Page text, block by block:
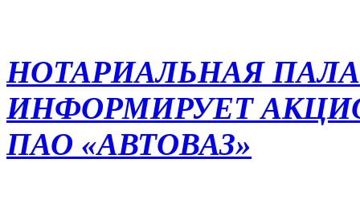
НОТАРИАЛЬНАЯ
ИНФОРМИРУЕТ
ПАО «АВТОВАЗ»